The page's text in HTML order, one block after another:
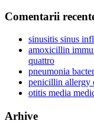
Comentarii
sinusitis sinus
amoxicillin
quattro
pneumonia
penicillin allergy
otitis media
Arhive